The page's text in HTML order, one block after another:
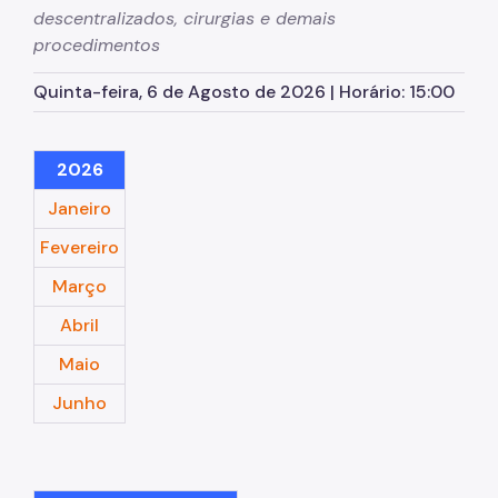
Marcação de Consultas
Visitas
Clínicas
Comitê de Ética em Pesquisa
Enfermagem
Pronto-Socorro Adulto
Pronto-Socorro Infantil
Serviços
descentralizados, cirurgias e demais
procedimentos
Quinta-feira, 6 de Agosto de 2026 | Horário: 15:00
2026
Janeiro
Fevereiro
Março
Abril
Maio
Junho